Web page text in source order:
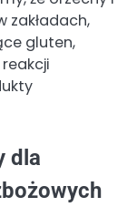
zakładach,
gluten,
dla